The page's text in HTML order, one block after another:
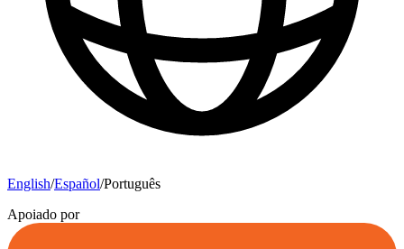
English/Español/Português
Apoiado por